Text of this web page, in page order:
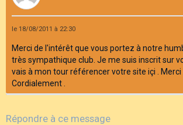
le 18/08/2011 à 22:30
Merci de l'intérêt que vous portez à notre
très sympathique club. Je me suis inscrit sur
vais à mon tour référencer votre site içi . Merci
Cordialement .
Répondre à ce message